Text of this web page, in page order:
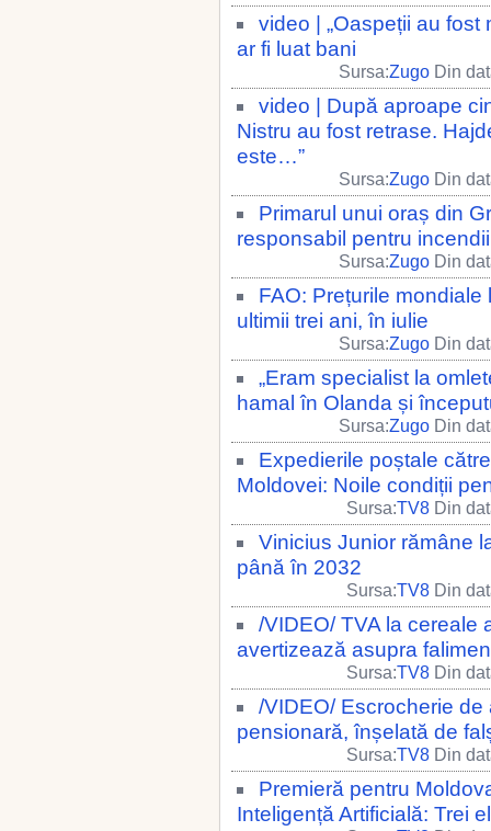
video | „Oaspeții au fost
ar fi luat bani
Sursa:Zugo Din
video | După aproape
Nistru au fost retrase.
este…”
Sursa:Zugo Din
Primarul unui oraș din
responsabil pentru
Sursa:Zugo Din
FAO: Prețurile
ultimii trei ani, în iulie
Sursa:Zugo Din
„Eram specialist la
hamal în Olanda și
Sursa:Zugo Din
Expedierile poștale
Moldovei: Noile condiții
Sursa:TV8 Din
Vinicius Junior rămâne
până în 2032
Sursa:TV8 Din
/VIDEO/ TVA la cereale
avertizează asupra
Sursa:TV8 Din
/VIDEO/ Escrocherie
pensionară, înșelată de
Sursa:TV8 Din
Premieră pentru
Inteligență Artificială: Trei